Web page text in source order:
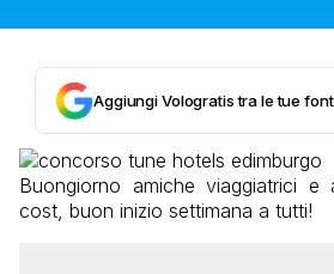
Aggiungi Vologratis tra le tue
Buongiorno amiche viaggiatrici e
cost, buon inizio settimana a tutti!